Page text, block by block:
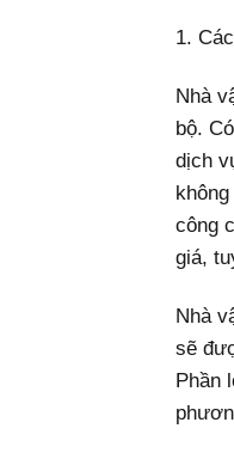
1.
Nhà
bộ.
dịch
công
giá,
Nhà
sẽ
Phần